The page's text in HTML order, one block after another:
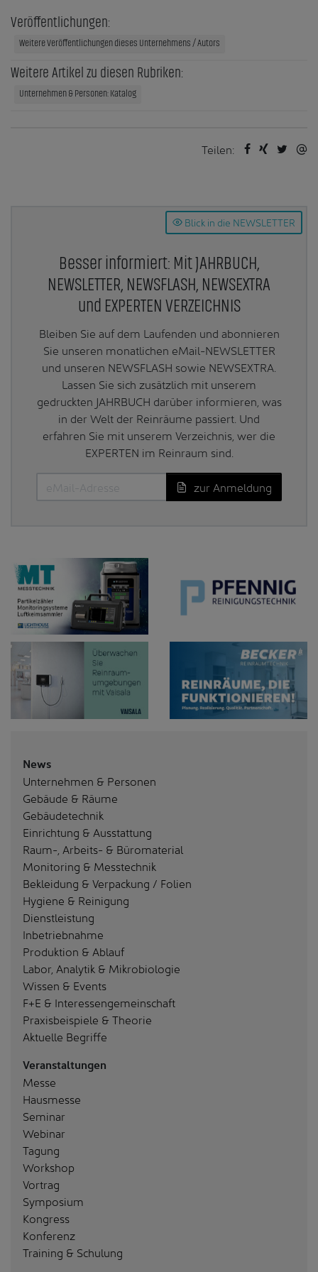
Veröffentlichungen:
Weitere Veröffentlichungen dieses Unternehmens / Autors
Weitere Artikel zu diesen Rubriken:
Unternehmen & Personen: Katalog
Teilen:
Blick in die NEWSLETTER
Besser informiert: Mit JAHRBUCH,
NEWSLETTER, NEWSFLASH, NEWSEXTRA
und EXPERTEN VERZEICHNIS
Bleiben Sie auf dem Laufenden und abonnieren
Sie unseren monatlichen eMail-NEWSLETTER
und unseren NEWSFLASH sowie NEWSEXTRA.
Lassen Sie sich zusätzlich mit unserem
gedruckten JAHRBUCH darüber informieren, was
in der Welt der Reinräume passiert. Und
erfahren Sie mit unserem Verzeichnis, wer die
EXPERTEN im Reinraum sind.
zur Anmeldung
News
Unternehmen & Personen
Gebäude & Räume
Gebäudetechnik
Einrichtung & Ausstattung
Raum-, Arbeits- & Büromaterial
Monitoring & Messtechnik
Bekleidung & Verpackung / Folien
Hygiene & Reinigung
Dienstleistung
Inbetriebnahme
Produktion & Ablauf
Labor, Analytik & Mikrobiologie
Wissen & Events
F+E & Interessengemeinschaft
Praxisbeispiele & Theorie
Aktuelle Begriffe
Veranstaltungen
Messe
Hausmesse
Seminar
Webinar
Tagung
Workshop
Vortrag
Symposium
Kongress
Konferenz
Training & Schulung